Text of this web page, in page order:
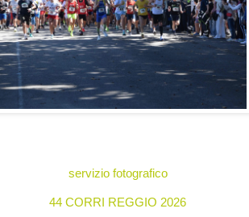
servizio fotografico
44 CORRI REGGIO 2026